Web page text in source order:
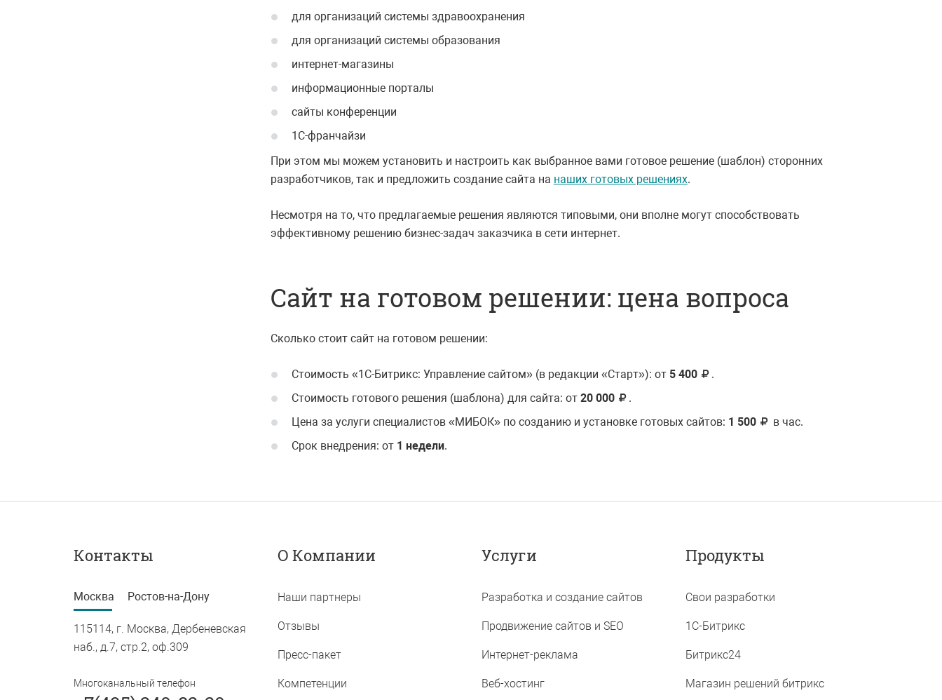
для организаций системы здравоохранения
для организаций системы образования
интернет-магазины
информационные порталы
сайты конференции
1С-франчайзи
При этом мы можем установить и настроить как выбранное вами готовое решение (шаблон) сторонних
разработчиков, так и предложить создание сайта на наших готовых решениях.
Несмотря на то, что предлагаемые решения являются типовыми, они вполне могут способствовать
эффективному решению бизнес-задач заказчика в сети интернет.
Сайт на готовом решении: цена вопроса
Сколько стоит сайт на готовом решении:
Стоимость «1С-Битрикс: Управление сайтом» (в редакции «Старт»): от 5 400
.
Стоимость готового решения (шаблона) для сайта: от 20 000
.
Цена за услуги специалистов «МИБОК» по созданию и установке готовых сайтов: 1 500 в час.
Срок внедрения: от 1 недели.
Контакты
Москва Ростов-на-Дону
115114, г. Москва, Дербеневская
наб., д.7, стр.2, оф.309
Многоканальный телефон
344002, г. Ростов-на-Дону, ул.
Московская, д. 43/13, оф. 302
Многоканальный телефон
О Компании
Наши партнеры
Отзывы
Пресс-пакет
Компетенции
Услуги
Разработка и создание сайтов
Продвижение сайтов и SEO
Интернет-реклама
Веб-хостинг
Продукты
Свои разработки
1C-Битрикс
Битрикс24
Магазин решений битрикс